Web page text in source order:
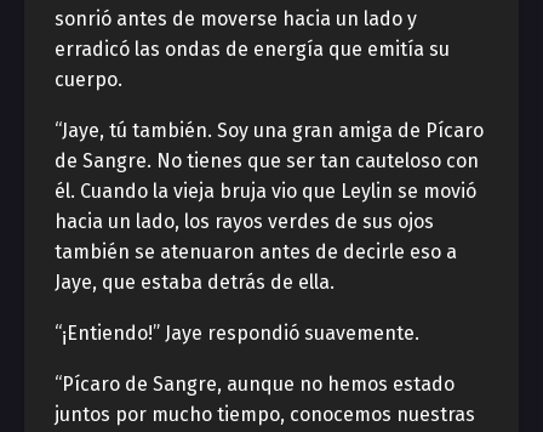
sonrió antes de moverse hacia un lado y
erradicó las ondas de energía que emitía su
cuerpo.
“Jaye, tú también. Soy una gran amiga de Pícaro
de Sangre. No tienes que ser tan cauteloso con
él. Cuando la vieja bruja vio que Leylin se movió
hacia un lado, los rayos verdes de sus ojos
también se atenuaron antes de decirle eso a
Jaye, que estaba detrás de ella.
“¡Entiendo!” Jaye respondió suavemente.
“Pícaro de Sangre, aunque no hemos estado
juntos por mucho tiempo, conocemos nuestras